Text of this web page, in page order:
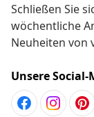
Schließen Sie
wöchentliche
Neuheiten von
Unsere